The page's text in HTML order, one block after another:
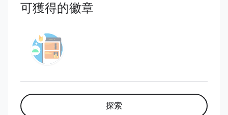
可獲得的徽章
探索